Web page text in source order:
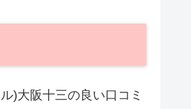
)大阪十三の良い口コミ